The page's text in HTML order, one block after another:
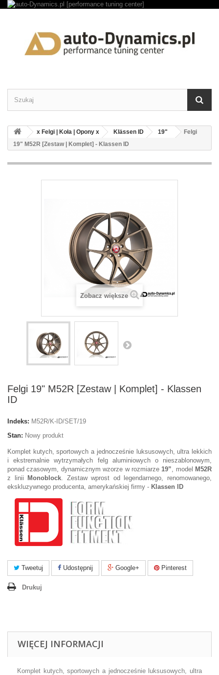
x Felgi | Koła | Opony x Klässen ID 19"
Felgi
19" M52R [Zestaw | Komplet] - Klassen ID
Zobacz większe
Felgi 19" M52R [Zestaw | Komplet] - Klassen
ID
Indeks: M52R/K-ID/SET/19
Stan: Nowy produkt
Komplet kutych, sportowych a jednocześnie luksusowych, ultra lekkich
i ekstremalnie wytrzymałych felg aluminiowych o nieszablonowym,
ponad czasowym, dynamicznym wzorze w rozmiarze19”, model M52R
z linii
Monoblock. Zestaw wprost od legendarnego, renomowanego,
ekskluzywnego producenta, amerykańskiej firmy - Klassen ID
Tweetuj Udostępnij Google+ Pinterest
Drukuj
WIĘCEJ INFORMACJI
Komplet kutych, sportowych a jednocześnie luksusowych, ultra